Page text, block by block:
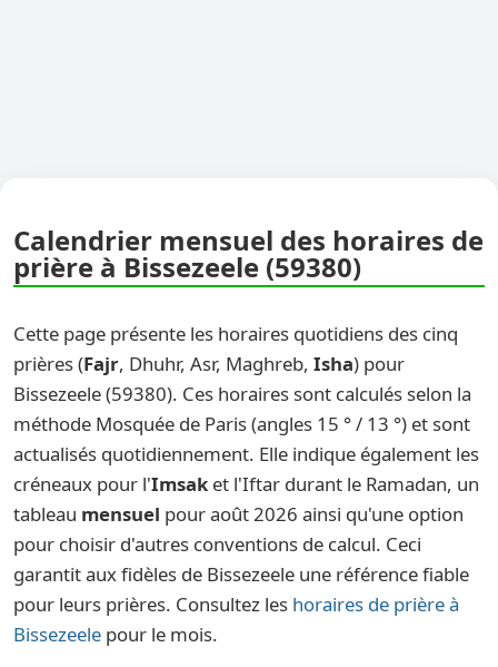
Calendrier mensuel des horaires de
prière à Bissezeele (59380)
Cette page présente les horaires quotidiens des cinq
prières (Fajr, Dhuhr, Asr, Maghreb, Isha) pour
Bissezeele (59380). Ces horaires sont calculés selon la
méthode Mosquée de Paris (angles 15 ° / 13 °) et sont
actualisés quotidiennement. Elle indique également les
créneaux pour l'Imsak et l'Iftar durant le Ramadan, un
tableau mensuel pour août 2026 ainsi qu'une option
pour choisir d'autres conventions de calcul. Ceci
garantit aux fidèles de Bissezeele une référence fiable
pour leurs prières. Consultez les horaires de prière à
Bissezeele pour le mois.